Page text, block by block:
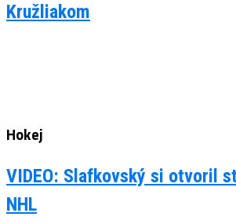
Kružliakom
Hokej
VIDEO: Slafkovský si otvoril
NHL